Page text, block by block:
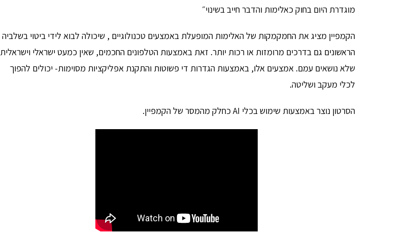
מוגדרת היום בחוק כאלימות והדבר חייב בשינוי״
הקמפיין מציג את החמקמקות של האלימות המופעלת באמצעים טכנולוגיים , שיכולה לבוא לידי ביטוי בשלביה
הראשונים גם בדרכים מרומזות או רכות יותר. זאת באמצעות הטלפונים החכמים, שאין כמעט ישראלי וישראלית
שלא נושאים עמם. אמצעים אלו, באמצעות הגדרות די פשוטות והתקנת אפליקציות מסוימות- יכולים להפוך
לכלי מעקב ושליטה.
הסרטון נוצר באמצעות שימוש בכלי AI כחלק מהמסר של הקמפיין.